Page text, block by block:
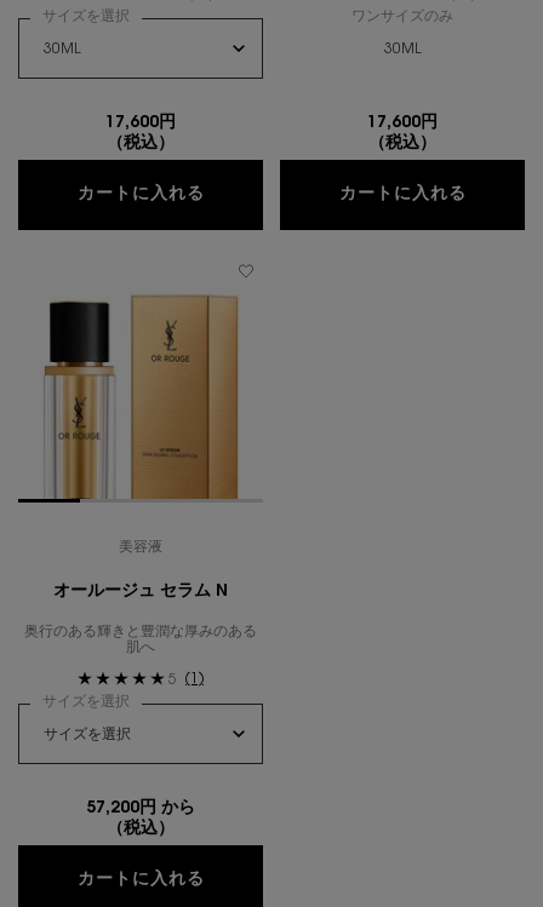
サイズを選択
17,600円
（税込）
カートに入れる ピュアショット Lセラム
ワンサイズのみ
30ML
17,600円
（税込）
カートに入れる
美容液
オールージュ セラム N
奥行のある輝きと豊潤な厚みのある
肌へ
5
(1)
サイズを選択
57,200円 から
（税込）
カートに入れる